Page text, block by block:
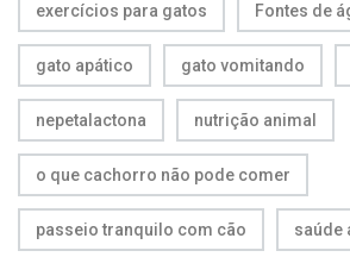
exercícios para gatos Fontes de
gato apático gato vomitando
nepetalactona nutrição animal
o que cachorro não pode comer
passeio tranquilo com cão saúde